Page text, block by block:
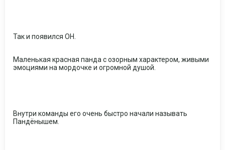
Так и появился ОН.
Маленькая красная панда с озорным характером, живыми
эмоциями на мордочке и огромной душой.
Внутри команды его очень быстро начали называть
Пандёнышем.